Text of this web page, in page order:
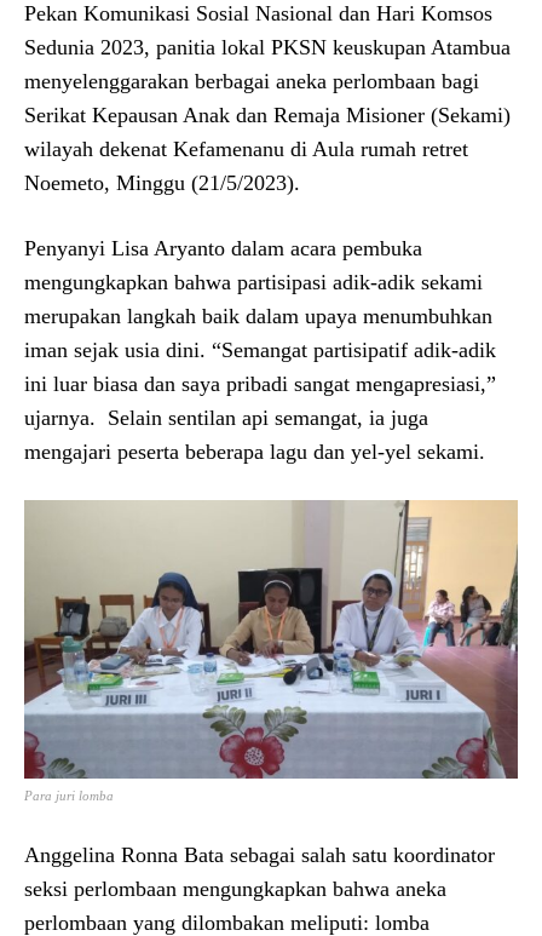
Pekan Komunikasi Sosial Nasional dan Hari Komsos
Sedunia 2023, panitia lokal PKSN keuskupan Atambua
menyelenggarakan berbagai aneka perlombaan bagi
Serikat Kepausan Anak dan Remaja Misioner (Sekami)
wilayah dekenat Kefamenanu di Aula rumah retret
Noemeto, Minggu (21/5/2023).
Penyanyi Lisa Aryanto dalam acara pembuka
mengungkapkan bahwa partisipasi adik-adik sekami
merupakan langkah baik dalam upaya menumbuhkan
iman sejak usia dini. “Semangat partisipatif adik-adik
ini luar biasa dan saya pribadi sangat mengapresiasi,”
ujarnya. Selain sentilan api semangat, ia juga
mengajari peserta beberapa lagu dan yel-yel sekami.
Para juri lomba
Anggelina Ronna Bata sebagai salah satu koordinator
seksi perlombaan mengungkapkan bahwa aneka
perlombaan yang dilombakan meliputi: lomba